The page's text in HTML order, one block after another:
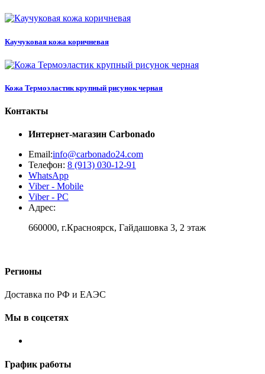
Каучуковая кожа коричневая
Кожа Термоэластик крупный рисунок черная
Контакты
Интернет-магазин Carbonado
Email:info@carbonado24.com
Телефон: 8 (913) 030-12-91
WhatsApp
Viber - Mobile
Viber - PC
Адрес:
660000, г.Красноярск, Гайдашовка 3, 2 этаж
Регионы
Доставка по РФ и ЕАЭС
Мы в соцсетях
График работы